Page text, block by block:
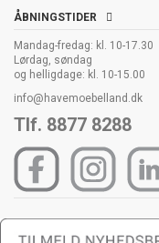
ÅBNINGSTIDER
Mandag-fredag: kl. 10-17.30
Lørdag, søndag
og helligdage: kl. 10-15.00
info@havemoebelland.dk
Tlf. 8877 8288